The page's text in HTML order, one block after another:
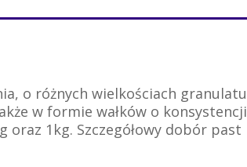
o różnych wielkościach
w formie wałków o
oraz 1kg. Szczegółowy dobór past